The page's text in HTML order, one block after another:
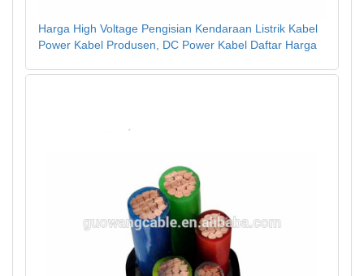
Harga High Voltage Pengisian Kendaraan Listrik Kabel
Power Kabel Produsen, DC Power Kabel Daftar Harga